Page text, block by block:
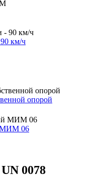
км/ч
опорой
МИМ 06
0078